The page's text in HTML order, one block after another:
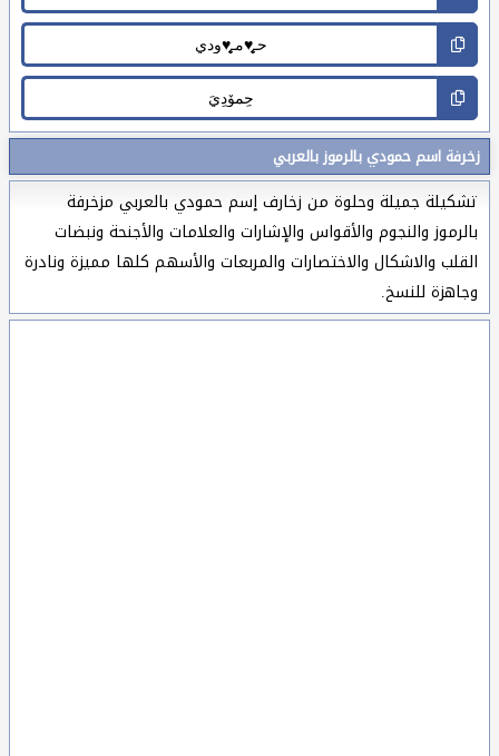
زخرفة اسم حمودي بالرموز بالعربي
تشكيلة جميلة وحلوة من زخارف إسم حمودي بالعربي مزخرفة
بالرموز والنجوم والأقواس والإشارات والعلامات والأجنحة ونبضات
القلب والاشكال والاختصارات والمربعات والأسهم كلها مميزة ونادرة
وجاهزة للنسخ.